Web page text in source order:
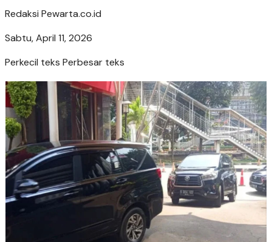
Redaksi Pewarta.co.id
Sabtu, April 11, 2026
Perkecil teks Perbesar teks